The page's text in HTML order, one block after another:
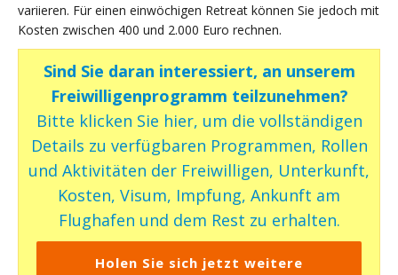
variieren. Für einen einwöchigen Retreat können Sie jedoch mit
Kosten zwischen 400 und 2.000 Euro rechnen.
Sind Sie daran interessiert, an unserem
Freiwilligenprogramm teilzunehmen?
Bitte klicken Sie hier, um die vollständigen
Details zu verfügbaren Programmen, Rollen
und Aktivitäten der Freiwilligen, Unterkunft,
Kosten, Visum, Impfung, Ankunft am
Flughafen und dem Rest zu erhalten.
Holen Sie sich jetzt weitere